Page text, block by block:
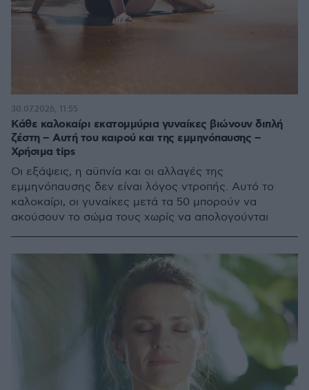
Κάθε καλοκαίρι εκατομμύρια γυναίκες βιώνουν διπλή
ζέστη – Αυτή του καιρού και της εμμηνόπαυσης –
Χρήσιμα tips
Οι εξάψεις, η αϋπνία και οι αλλαγές της
εμμηνόπαυσης δεν είναι λόγος ντροπής. Αυτό το
καλοκαίρι, οι γυναίκες μετά τα 50 μπορούν να
ακούσουν το σώμα τους χωρίς να απολογούνται
30.07.2026, 11:55